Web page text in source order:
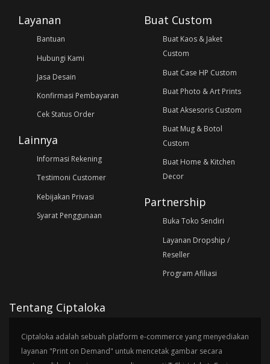
Layanan
Bantuan
Hubungi Kami
Jasa Desain
Konfirmasi Pembayaran
Cek Status Order
Lainnya
Informasi Rekening
Testimoni Customer
Kebijakan Privasi
Syarat Penggunaan
Buat Custom
Buat Kaos & Jaket
Custom
Buat Case HP Custom
Buat Photo & Art Prints
Buat Aksesoris Custom
Buat Mug & Botol
Custom
Buat Home & Kitchen
Decor
Partnership
Buka Toko Sendiri
Layanan Dropship /
Reseller
Program Afiliasi
Tentang Ciptaloka
Ciptaloka adalah sebuah platform e-commerce yang menyediakan
layanan "Print on Demand" untuk mencetak gambar secara